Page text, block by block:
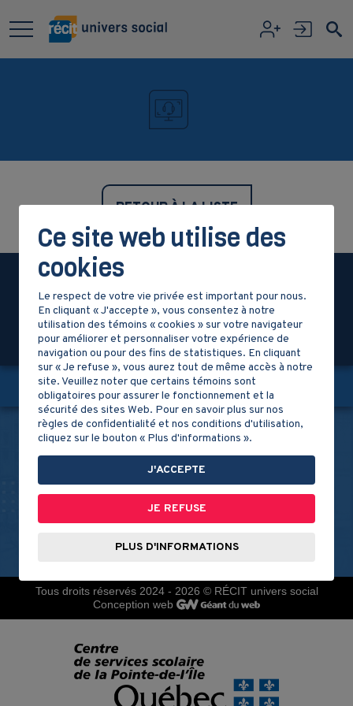
RETOUR À LA LISTE
À PROPOS LE RÉCIT
Le contenu de ce site, sauf mention contraire, est sous
licence Creative Commons.
Partagez-nous!
Tous droits réservés 2024 - 2026 © RÉCIT univers social
Conception web
Ce site web utilise des
cookies
Le respect de votre vie privée est important pour nous.
En cliquant « J'accepte », vous consentez à notre
utilisation des témoins « cookies » sur votre navigateur
pour améliorer et personnaliser votre expérience de
navigation ou pour des fins de statistiques. En cliquant
sur « Je refuse », vous aurez tout de même accès à notre
site. Veuillez noter que certains témoins sont
obligatoires pour assurer le fonctionnement et la
sécurité des sites Web. Pour en savoir plus sur nos
règles de confidentialité et nos conditions d'utilisation,
cliquez sur le bouton « Plus d'informations ».
J'ACCEPTE
JE REFUSE
PLUS D'INFORMATIONS